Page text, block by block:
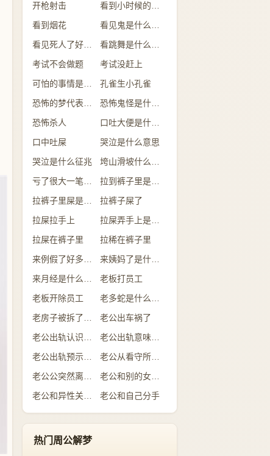
开枪射击
看到烟花
考试不会做题
考试没赶上
孔雀生小孔雀
恐怖鬼怪是什么预兆
恐怖杀人
口吐大便是什么意思
口中吐屎
哭泣是什么意思
哭泣是什么征兆
拉到裤子里是什么情况
拉裤子屎了
拉屎拉手上
拉屎弄手上是什么意思
拉屎在裤子里
拉稀在裤子里
来姨妈了是什么意思
老板打员工
老板开除员工
老公出车祸了
老公出轨意味着什么
老公从看守所回来
老公和别的女人吃饭
老公和自己分手
热门周公解梦